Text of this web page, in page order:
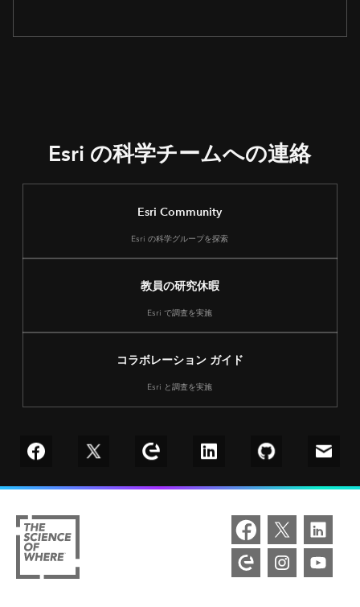
Esri の科学チームへの連絡
Esri Community
Esri の科学グループを探索
教員の研究休暇
Esri で調査を実施
コラボレーション ガイド
Esri と調査を実施
Follow us on Facebook
Follow us on TwitterExplore our Esri Community
Connect with us on LinkedIn
Follow us onEmail